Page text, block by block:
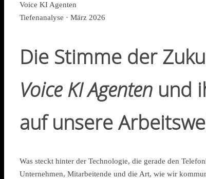
Voice KI Agenten
Tiefenanalyse · März 2026
Die Stimme der
Voice KI Agenten und
auf unsere
Was steckt hinter der Technologie, die gerade den
Unternehmen, Mitarbeitende und die Art, wie wir